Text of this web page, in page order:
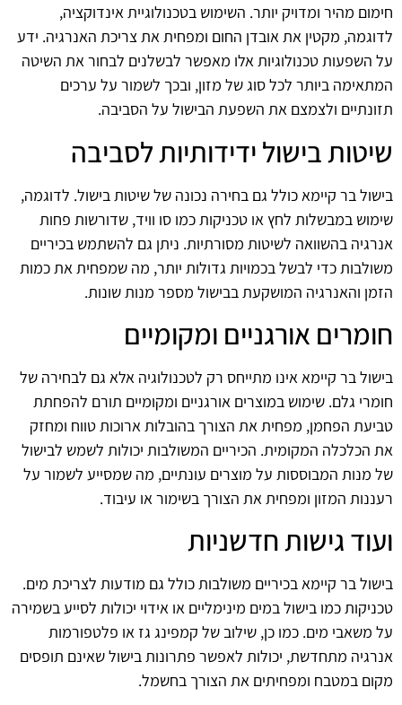
חימום מהיר ומדויק יותר. השימוש בטכנולוגיית אינדוקציה,
לדוגמה, מקטין את אובדן החום ומפחית את צריכת האנרגיה. ידע
על השפעות טכנולוגיות אלו מאפשר לבשלנים לבחור את השיטה
המתאימה ביותר לכל סוג של מזון, ובכך לשמור על ערכים
תזונתיים ולצמצם את השפעת הבישול על הסביבה.
שיטות בישול ידידותיות לסביבה
בישול בר קיימא כולל גם בחירה נכונה של שיטות בישול. לדוגמה,
שימוש במבשלות לחץ או טכניקות כמו סו וויד, שדורשות פחות
אנרגיה בהשוואה לשיטות מסורתיות. ניתן גם להשתמש בכיריים
משולבות כדי לבשל בכמויות גדולות יותר, מה שמפחית את כמות
הזמן והאנרגיה המושקעת בבישול מספר מנות שונות.
חומרים אורגניים ומקומיים
בישול בר קיימא אינו מתייחס רק לטכנולוגיה אלא גם לבחירה של
חומרי גלם. שימוש במוצרים אורגניים ומקומיים תורם להפחתת
טביעת הפחמן, מפחית את הצורך בהובלות ארוכות טווח ומחזק
את הכלכלה המקומית. הכיריים המשולבות יכולות לשמש לבישול
של מנות המבוססות על מוצרים עונתיים, מה שמסייע לשמור על
רעננות המזון ומפחית את הצורך בשימור או עיבוד.
ועוד גישות חדשניות
בישול בר קיימא בכיריים משולבות כולל גם מודעות לצריכת מים.
טכניקות כמו בישול במים מינימליים או אידוי יכולות לסייע בשמירה
על משאבי מים. כמו כן, שילוב של קמפינג גז או פלטפורמות
אנרגיה מתחדשת, יכולות לאפשר פתרונות בישול שאינם תופסים
מקום במטבח ומפחיתים את הצורך בחשמל.